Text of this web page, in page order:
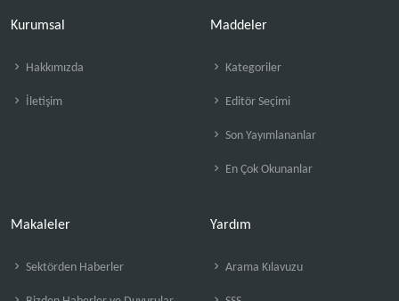
Kurumsal
Hakkımızda
İletişim
Maddeler
Kategoriler
Editör Seçimi
Son Yayımlananlar
En Çok Okunanlar
Makaleler
Sektörden Haberler
Yardım
Arama Kılavuzu